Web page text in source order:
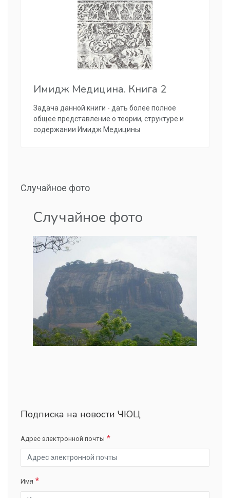
Имидж Медицина. Книга 2
Задача данной книги - дать более полное
общее представление о теории, структуре и
содержании Имидж Медицины
Случайное фото
Случайное фото
Подписка на новости ЧЮЦ
Адрес электронной почты
Имя